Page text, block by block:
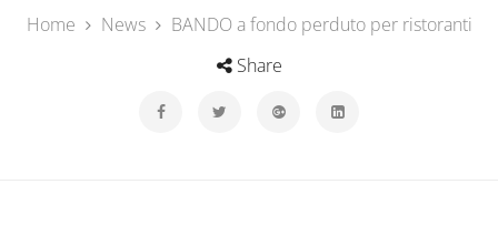
Home News
BANDO a fondo perduto per ristoranti
Share